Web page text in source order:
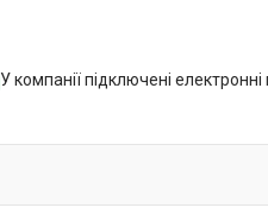
У компанії підключені